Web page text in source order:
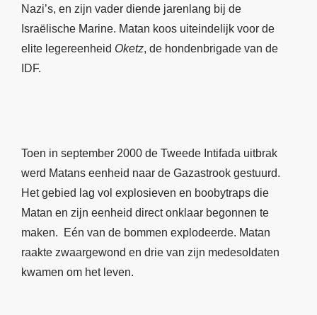
Nazi’s, en zijn vader diende jarenlang bij de
Israëlische Marine. Matan koos uiteindelijk voor de
elite legereenheid Oketz, de hondenbrigade van de
IDF.
Toen in september 2000 de Tweede Intifada uitbrak
werd Matans eenheid naar de Gazastrook gestuurd.
Het gebied lag vol explosieven en boobytraps die
Matan en zijn eenheid direct onklaar begonnen te
maken. Eén van de bommen explodeerde. Matan
raakte zwaargewond en drie van zijn medesoldaten
kwamen om het leven.